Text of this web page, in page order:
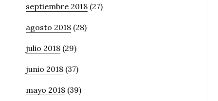
septiembre 2018 (27)
agosto 2018 (28)
julio 2018 (29)
junio 2018 (37)
mayo 2018 (39)